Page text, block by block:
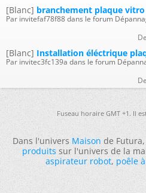
[Blanc] branchement plaque vitro
Par invitefaf78f88 dans le forum
[Blanc] Installation éléctrique
Par invitec3fc139a dans le forum
Fuseau horaire GMT +1. Il
Dans l'universMaisonde
produitssur l'univers de la
aspirateur robot,poêle